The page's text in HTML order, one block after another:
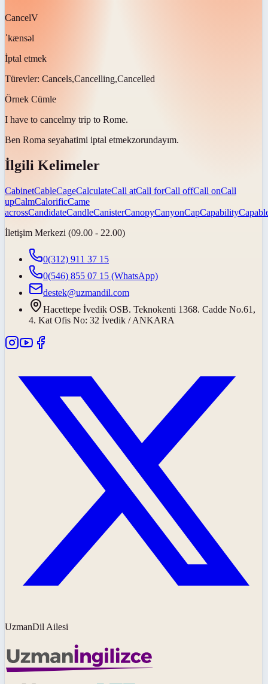
CancelV
ˈkænsəl
İptal etmek
Türevler: Cancels,Cancelling,Cancelled
Örnek Cümle
I have to cancelmy trip to Rome.
Ben Roma seyahatimi iptal etmekzorundayım.
İlgili Kelimeler
CabinetCableCageCalculateCall atCall forCall offCall onCall
upCalmCalorificCame
acrossCandidateCandleCanisterCanopyCanyonCapCapability
İletişim Merkezi (09.00 - 22.00)
0(312) 911 37 15
0(546) 855 07 15 (WhatsApp)
destek@uzmandil.com
Hacettepe İvedik OSB. Teknokenti 1368. Cadde No.61,
4. Kat Ofis No: 32 İvedik / ANKARA
UzmanDil Ailesi